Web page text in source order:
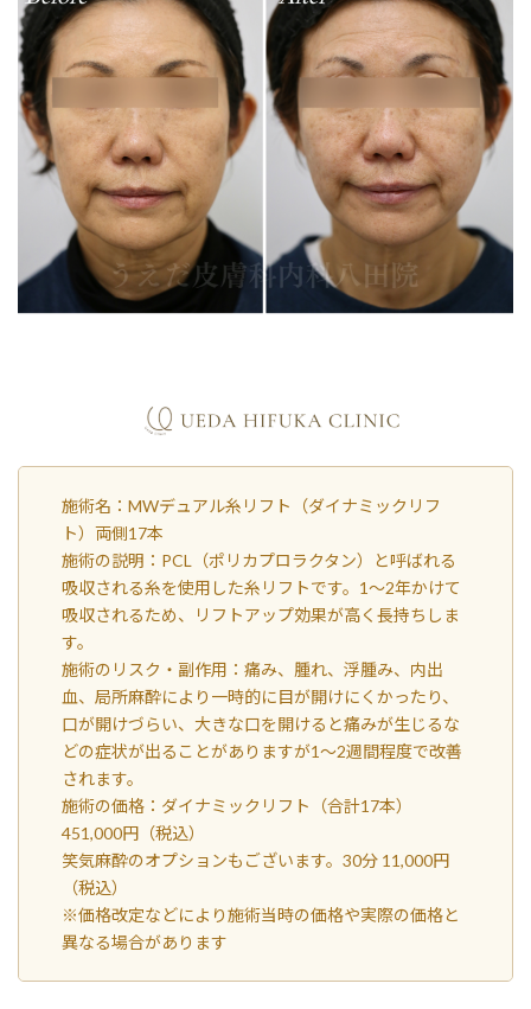
施術名：MWデュアル糸リフト（ダイナミックリフ
ト）両側17本
施術の説明：PCL（ポリカプロラクタン）と呼ばれる
吸収される糸を使用した糸リフトです。1～2年かけて
吸収されるため、リフトアップ効果が高く長持ちしま
す。
施術のリスク・副作用：痛み、腫れ、浮腫み、内出
血、局所麻酔により一時的に目が開けにくかったり、
口が開けづらい、大きな口を開けると痛みが生じるな
どの症状が出ることがありますが1～2週間程度で改善
されます。
施術の価格：ダイナミックリフト（合計17本）
451,000円（税込）
笑気麻酔のオプションもございます。30分 11,000円
（税込）
※価格改定などにより施術当時の価格や実際の価格と
異なる場合があります